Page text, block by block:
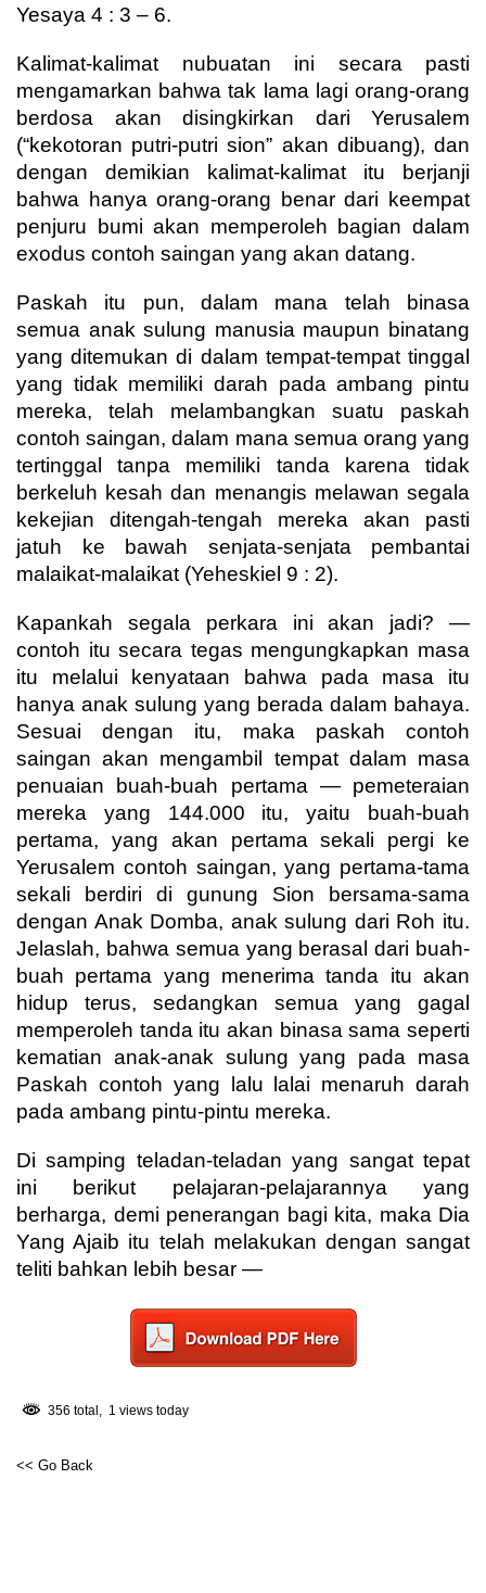
Yesaya 4 : 3 – 6.
Kalimat-kalimat nubuatan ini secara pasti
mengamarkan bahwa tak lama lagi orang-orang
berdosa akan disingkirkan dari Yerusalem
(“kekotoran putri-putri sion” akan dibuang), dan
dengan demikian kalimat-kalimat itu berjanji
bahwa hanya orang-orang benar dari keempat
penjuru bumi akan memperoleh bagian dalam
exodus contoh saingan yang akan datang.
Paskah itu pun, dalam mana telah binasa
semua anak sulung manusia maupun binatang
yang ditemukan di dalam tempat-tempat tinggal
yang tidak memiliki darah pada ambang pintu
mereka, telah melambangkan suatu paskah
contoh saingan, dalam mana semua orang yang
tertinggal tanpa memiliki tanda karena tidak
berkeluh kesah dan menangis melawan segala
kekejian ditengah-tengah mereka akan pasti
jatuh ke bawah senjata-senjata pembantai
malaikat-malaikat (Yeheskiel 9 : 2).
Kapankah segala perkara ini akan jadi? —
contoh itu secara tegas mengungkapkan masa
itu melalui kenyataan bahwa pada masa itu
hanya anak sulung yang berada dalam bahaya.
Sesuai dengan itu, maka paskah contoh
saingan akan mengambil tempat dalam masa
penuaian buah-buah pertama — pemeteraian
mereka yang 144.000 itu, yaitu buah-buah
pertama, yang akan pertama sekali pergi ke
Yerusalem contoh saingan, yang pertama-tama
sekali berdiri di gunung Sion bersama-sama
dengan Anak Domba, anak sulung dari Roh itu.
Jelaslah, bahwa semua yang berasal dari buah-
buah pertama yang menerima tanda itu akan
hidup terus, sedangkan semua yang gagal
memperoleh tanda itu akan binasa sama seperti
kematian anak-anak sulung yang pada masa
Paskah contoh yang lalu lalai menaruh darah
pada ambang pintu-pintu mereka.
Di samping teladan-teladan yang sangat tepat
ini berikut pelajaran-pelajarannya yang
berharga, demi penerangan bagi kita, maka Dia
Yang Ajaib itu telah melakukan dengan sangat
teliti bahkan lebih besar —
356 total, 1 views today
<< Go Back